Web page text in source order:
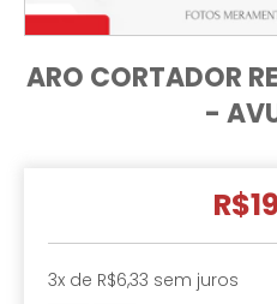
ARO CORTADOR
-
3x de R$6,33 sem juros